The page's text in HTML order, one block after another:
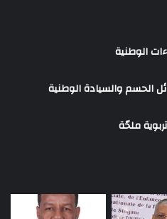
الوطنية
الحسم والسيادة الوطنية
ملحّة